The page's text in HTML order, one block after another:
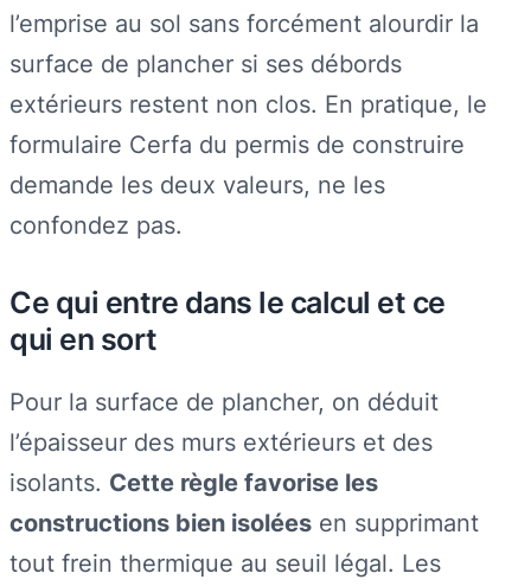
l’emprise au sol sans forcément alourdir la
surface de plancher si ses débords
extérieurs restent non clos. En pratique, le
formulaire Cerfa du permis de construire
demande les deux valeurs, ne les
confondez pas.
Ce qui entre dans le calcul et ce
qui en sort
Pour la surface de plancher, on déduit
l’épaisseur des murs extérieurs et des
isolants. Cette règle favorise les
constructions bien isolées en supprimant
tout frein thermique au seuil légal. Les